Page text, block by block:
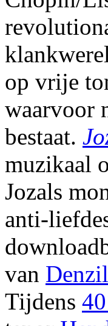
op vrije
waarvoor
bestaat.
muzikaal
Jozals
anti-
van
Tijdens